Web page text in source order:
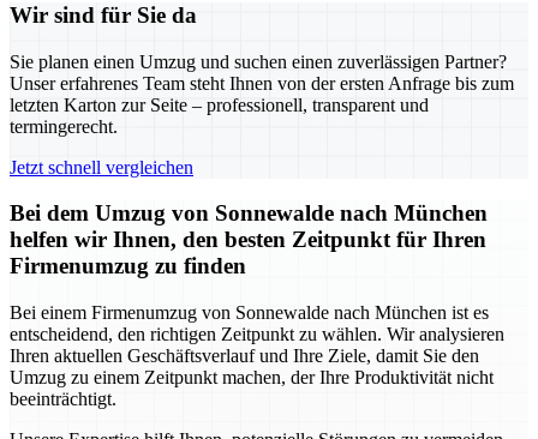
Wir sind für Sie da
Sie planen einen Umzug und suchen einen zuverlässigen Partner?
Unser erfahrenes Team steht Ihnen von der ersten Anfrage bis zum
letzten Karton zur Seite – professionell, transparent und
termingerecht.
Jetzt schnell vergleichen
Bei dem Umzug von Sonnewalde nach München
helfen wir Ihnen, den besten Zeitpunkt für Ihren
Firmenumzug zu finden
Bei einem Firmenumzug von Sonnewalde nach München ist es
entscheidend, den richtigen Zeitpunkt zu wählen. Wir analysieren
Ihren aktuellen Geschäftsverlauf und Ihre Ziele, damit Sie den
Umzug zu einem Zeitpunkt machen, der Ihre Produktivität nicht
beeinträchtigt.